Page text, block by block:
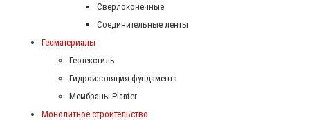
Сверлоконечные
Соединительные ленты
Геоматериалы
Геотекстиль
Гидроизоляция фундамента
Мембраны Planter
Монолитное строительство